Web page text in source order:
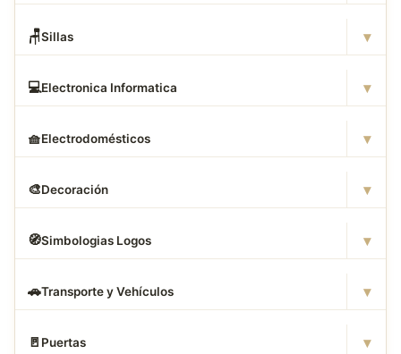
🪑Sillas ▾
💻Electronica Informatica ▾
🧺Electrodomésticos ▾
🎨Decoración ▾
🧭Simbologias Logos ▾
🚗Transporte y Vehículos ▾
🚪 Puertas ▾